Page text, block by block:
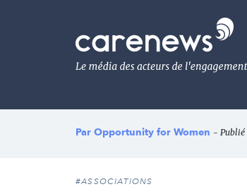
Le
média
de
l'engagement
Par Opportunity for Women - Publié
#ASSOCIATIONS